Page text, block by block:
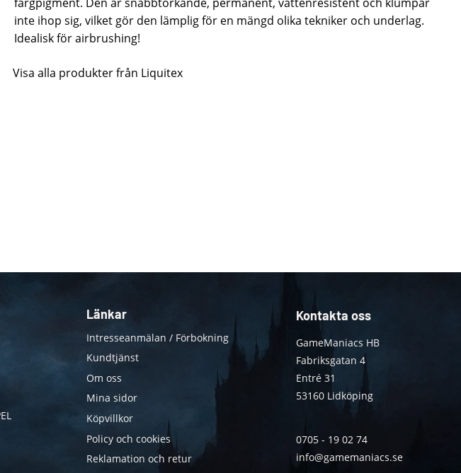
inte ihop sig, vilket gör den lämplig för en mängd olika tekniker och underlag.
Idealisk för airbrushing!
Visa alla produkter från Liquitex
Länkar
Intresseanmälan / Förbokning
Kundtjänst
Om oss
Mina sidor
Köpvillkor
Policy och cookies
Reklamation och retur
Kontakta oss
GameManiacs HB
Fabriksgatan 4
Entré 31
53160 Lidköping
0705 - 19 02 74
info@gamemaniacs.se